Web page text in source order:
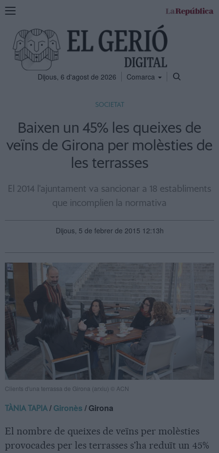
Mostra
navegació
Dijous, 6 d'agost de 2026 Comarca
SOCIETAT
Baixen un 45% les queixes de
veïns de Girona per molèsties de
les terrasses
El 2014 l'ajuntament va sancionar a 18 establiments
que incomplien la normativa
Dijous, 5 de febrer de 2015 12:13h
Clients d'una terrassa de Girona (arxiu) © ACN
TÀNIA TAPIA/Gironès / Girona
El nombre de queixes de veïns per molèsties
provocades per les terrasses s'ha reduït un 45%